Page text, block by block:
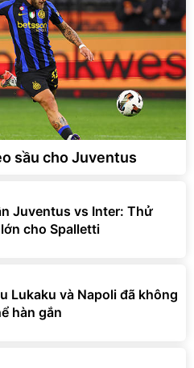
sầu cho Juventus
Juventus vs Inter: Thử
cho Spalletti
Lukaku và Napoli đã không
hàn gắn